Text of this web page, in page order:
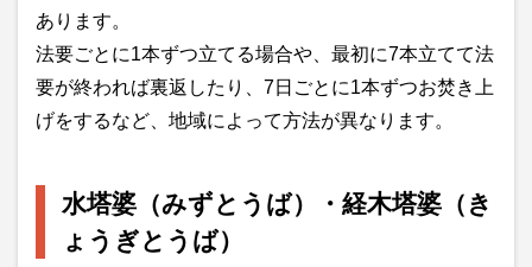
あります。
法要ごとに1本ずつ立てる場合や、最初に7本立てて法
要が終われば裏返したり、7日ごとに1本ずつお焚き上
げをするなど、地域によって方法が異なります。
水塔婆（みずとうば）・経木塔婆（き
ょうぎとうば）